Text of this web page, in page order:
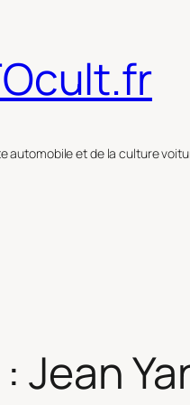
automobile et de la culture
Jean